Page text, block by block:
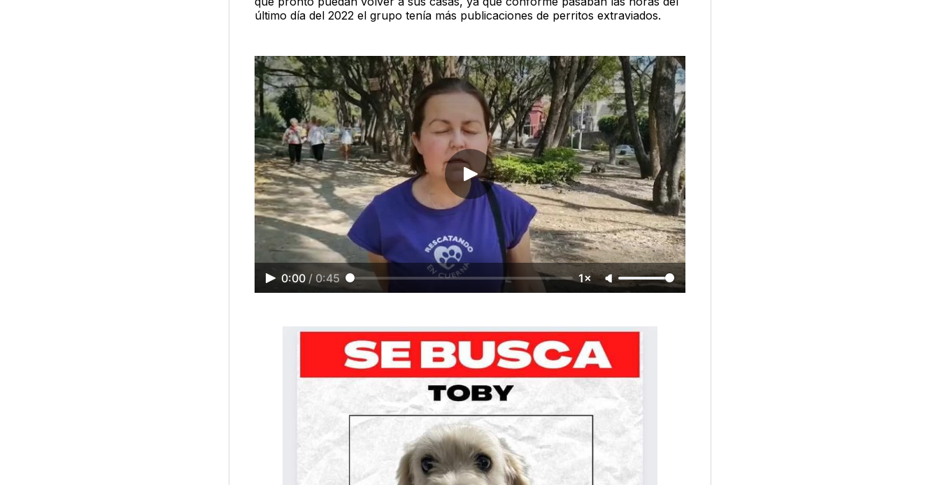
último día del 2022 el grupo tenía más publicaciones de perritos extraviados.
0:00 / 0:45 1×